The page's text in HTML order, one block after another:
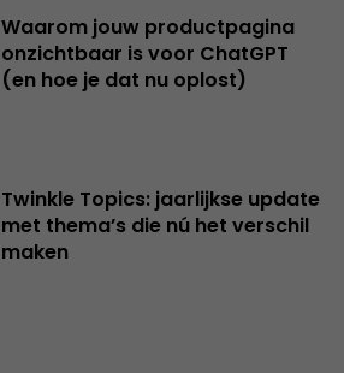
Waarom jouw productpagina
onzichtbaar is voor ChatGPT
(en hoe je dat nu oplost)
Twinkle Topics: jaarlijkse update
met thema’s die nú het verschil
maken